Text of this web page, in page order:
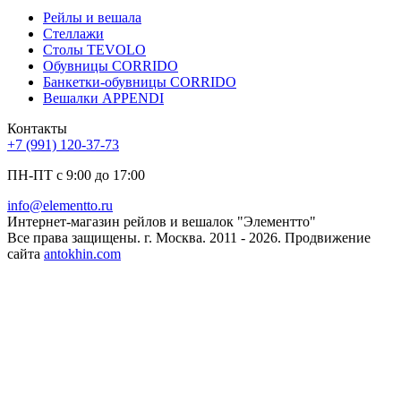
Рейлы и вешала
Стеллажи
Столы TEVOLO
Обувницы CORRIDO
Банкетки-обувницы CORRIDO
Вешалки APPENDI
Контакты
+7 (991) 120-37-73
ПН-ПТ с 9:00 до 17:00
info@elementto.ru
Интернет-магазин рейлов и вешалок "Элементто"
Все права защищены. г. Москва. 2011 - 2026. Продвижение
сайта antokhin.com